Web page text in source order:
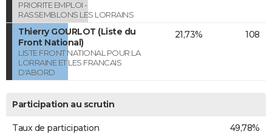
PRIORITE EMPLOI -
RASSEMBLONS LES LORRAINS
Thierry GOURLOT (Liste du
Front National)
LISTE FRONT NATIONAL POUR LA
LORRAINE ET LES FRANCAIS
D'ABORD
21,73% 108
Participation au scrutin
Taux de participation 49,78%